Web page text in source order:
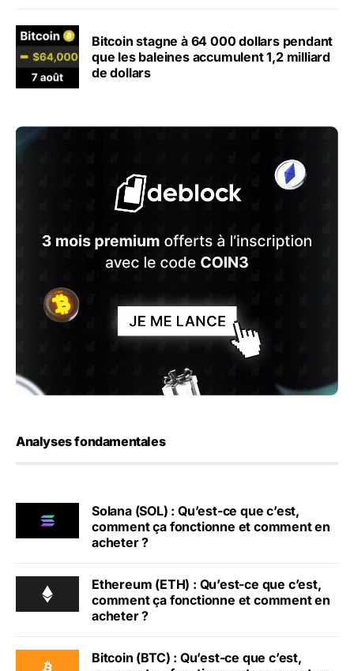
Bitcoin stagne à 64 000 dollars pendant
que les baleines accumulent 1,2 milliard
de dollars
Analyses fondamentales
Solana (SOL) : Qu’est-ce que c’est,
comment ça fonctionne et comment en
acheter ?
Ethereum (ETH) : Qu’est-ce que c’est,
comment ça fonctionne et comment en
acheter ?
Bitcoin (BTC) : Qu’est-ce que c’est,